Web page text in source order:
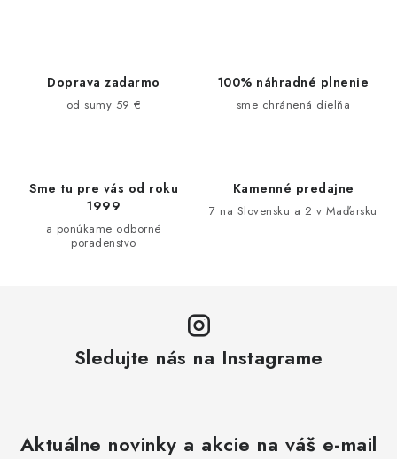
Doprava zadarmo
od sumy 59 €
100% náhradné plnenie
sme chránená dielňa
Sme tu pre vás od roku
1999
a ponúkame odborné
poradenstvo
Kamenné predajne
7 na Slovensku a 2 v Maďarsku
Sledujte nás na Instagrame
Aktuálne novinky a akcie na váš e-mail